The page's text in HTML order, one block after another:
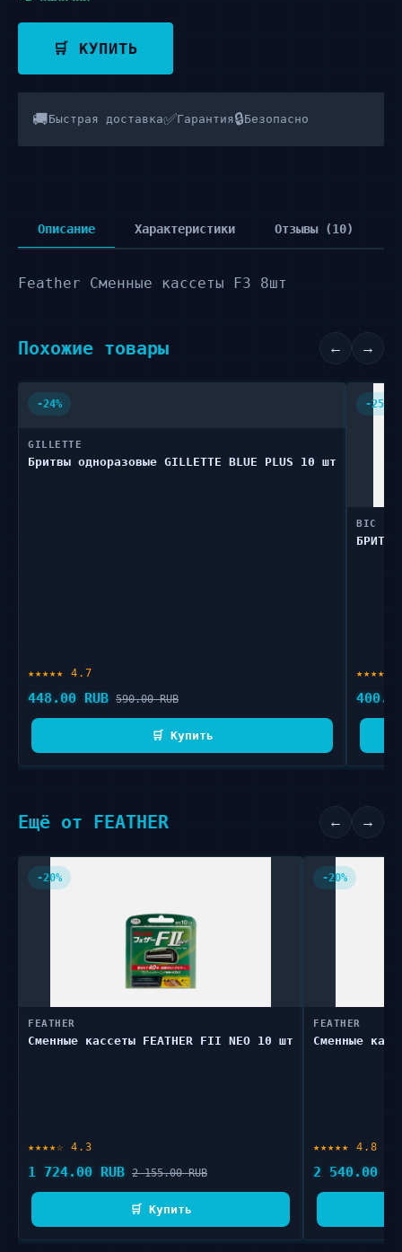
🛒 КУПИТЬ
🚚Быстрая доставка✅Гарантия🔒Безопасно
Описание Характеристики Отзывы (10)
Feather Сменные кассеты F3 8шт
Похожие товары ← →
-24%
GILLETTE
Бритвы одноразовые GILLETTE BLUE PLUS 10 шт
★★★★★ 4.7
448.00 RUB 590.00 RUB
🛒 Купить
-25%
BIC
★★★★☆
Ещё от FEATHER ← →
-20%
FEATHER
Сменные кассеты FEATHER FII NEO 10 шт
★★★★☆ 4.3
1 724.00 RUB 2 155.00 RUB
🛒 Купить
-20%
FEATHER
Сменные
★★★★★ 4.8
2 540.00